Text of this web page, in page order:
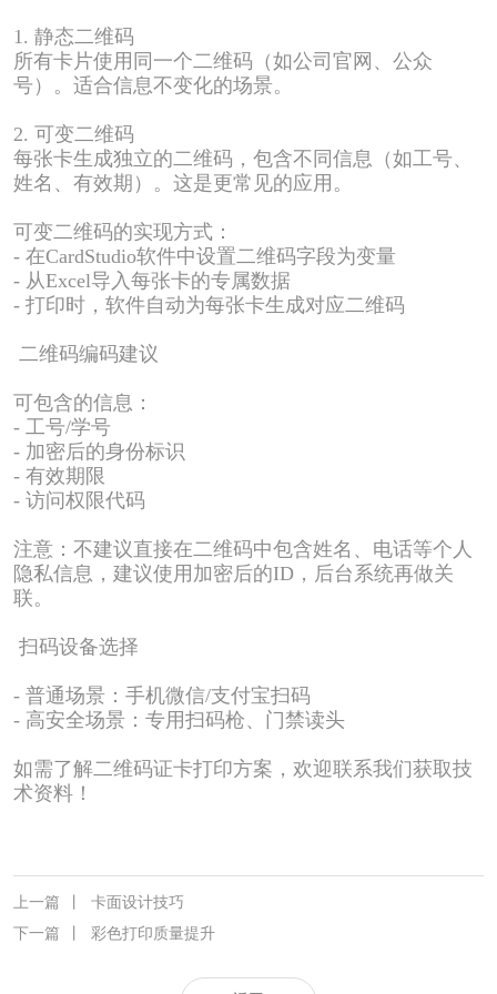
1. 静态二维码
所有卡片使用同一个二维码（如公司官网、公众
号）。适合信息不变化的场景。
2. 可变二维码
每张卡生成独立的二维码，包含不同信息（如工号、
姓名、有效期）。这是更常见的应用。
可变二维码的实现方式：
- 在CardStudio软件中设置二维码字段为变量
- 从Excel导入每张卡的专属数据
- 打印时，软件自动为每张卡生成对应二维码
二维码编码建议
可包含的信息：
- 工号/学号
- 加密后的身份标识
- 有效期限
- 访问权限代码
注意：不建议直接在二维码中包含姓名、电话等个人
隐私信息，建议使用加密后的ID ，后台系统再做关
联。
扫码设备选择
- 普通场景：手机微信/支付宝扫码
- 高安全场景：专用扫码枪、门禁读头
如需了解二维码证卡打印方案，欢迎联系我们获取技
术资料！
上一篇
卡面设计技巧
下一篇
彩色打印质量提升